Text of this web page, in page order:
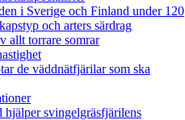
i Sverige och Finland under 120
och arters särdrag
allt torrare somrar
de väddnätfjärilar som ska
hjälper svingelgräsfjärilens